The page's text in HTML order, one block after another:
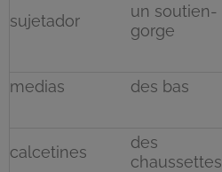
sujetador
un soutien-
gorge
medias des bas
calcetines
des
chaussettes